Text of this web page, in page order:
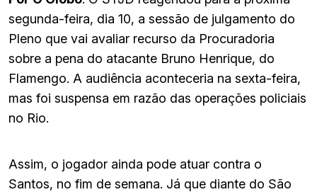
segunda-feira, dia 10, a sessão de julgamento do
Pleno que vai avaliar recurso da Procuradoria
sobre a pena do atacante Bruno Henrique, do
Flamengo. A audiência aconteceria na sexta-feira,
mas foi suspensa em razão das operações policiais
no Rio.
Assim, o jogador ainda pode atuar contra o
Santos, no fim de semana. Já que diante do São